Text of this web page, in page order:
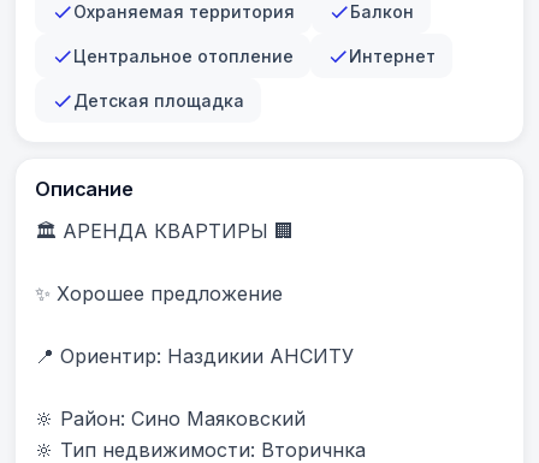
Охраняемая территория Балкон
Центральное отопление Интернет
Детская площадка
Описание
🏛 АРЕНДА КВАРТИРЫ 🏢
✨ Хорошее предложение
📍 Ориентир: Наздикии АНСИТУ
🔆 Район: Сино Маяковский
🔆 Тип недвижимости: Вторичнка